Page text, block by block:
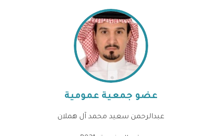
عضو جمعية عمومية
عبدالرحمن سعيد محمد آل هملان